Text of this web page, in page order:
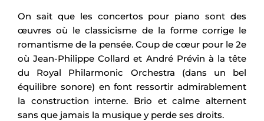
On sait que les concertos pour piano sont des
œuvres où le classicisme de la forme corrige le
romantisme de la pensée. Coup de cœur pour le 2e
où Jean-Philippe Collard et André Prévin à la tête
du Royal Philarmonic Orchestra (dans un bel
équilibre sonore) en font ressortir admirablement
la construction interne. Brio et calme alternent
sans que jamais la musique y perde ses droits.